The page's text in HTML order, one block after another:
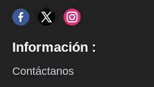
Información :
Contáctanos